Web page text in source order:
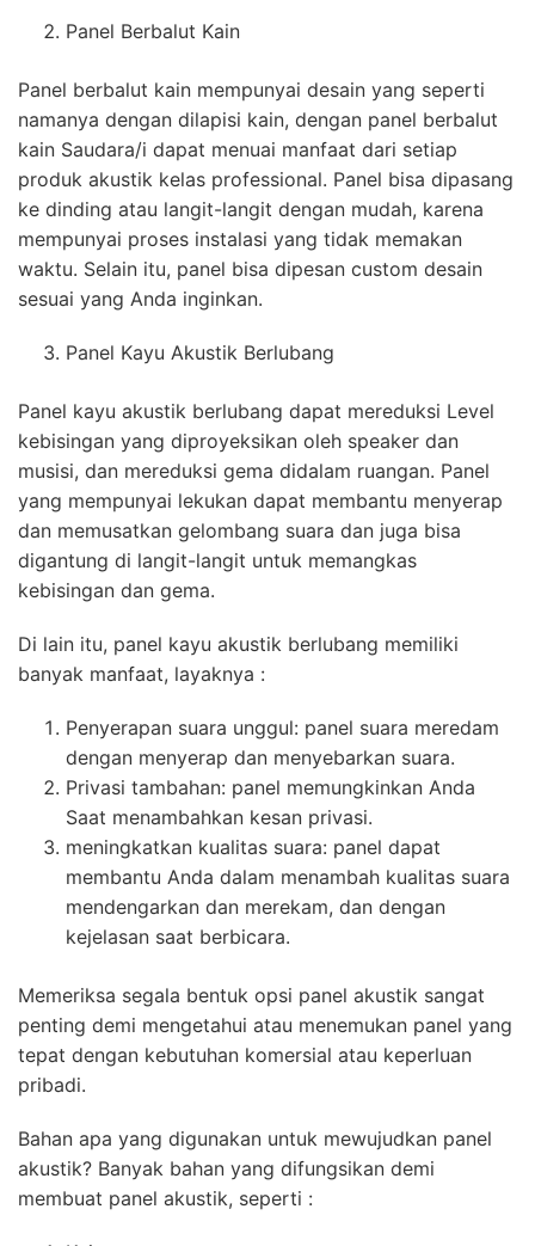
Panel Berbalut Kain
Panel berbalut kain mempunyai desain yang seperti
namanya dengan dilapisi kain, dengan panel berbalut
kain Saudara/i dapat menuai manfaat dari setiap
produk akustik kelas professional. Panel bisa dipasang
ke dinding atau langit-langit dengan mudah, karena
mempunyai proses instalasi yang tidak memakan
waktu. Selain itu, panel bisa dipesan custom desain
sesuai yang Anda inginkan.
Panel Kayu Akustik Berlubang
Panel kayu akustik berlubang dapat mereduksi Level
kebisingan yang diproyeksikan oleh speaker dan
musisi, dan mereduksi gema didalam ruangan. Panel
yang mempunyai lekukan dapat membantu menyerap
dan memusatkan gelombang suara dan juga bisa
digantung di langit-langit untuk memangkas
kebisingan dan gema.
Di lain itu, panel kayu akustik berlubang memiliki
banyak manfaat, layaknya :
Penyerapan suara unggul: panel suara meredam
dengan menyerap dan menyebarkan suara.
Privasi tambahan: panel memungkinkan Anda
Saat menambahkan kesan privasi.
meningkatkan kualitas suara: panel dapat
membantu Anda dalam menambah kualitas suara
mendengarkan dan merekam, dan dengan
kejelasan saat berbicara.
Memeriksa segala bentuk opsi panel akustik sangat
penting demi mengetahui atau menemukan panel yang
tepat dengan kebutuhan komersial atau keperluan
pribadi.
Bahan apa yang digunakan untuk mewujudkan panel
akustik? Banyak bahan yang difungsikan demi
membuat panel akustik, seperti :